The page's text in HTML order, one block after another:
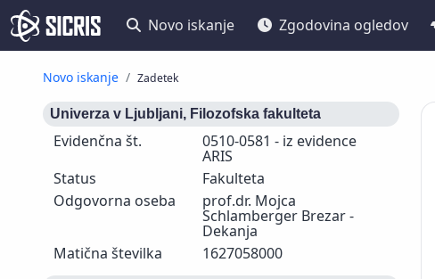
Novo iskanje Zgodovina ogledov
Novo iskanje Zadetek
Univerza v Ljubljani, Filozofska fakulteta
Evidenčna št. 0510-0581 - iz evidence
ARIS
Status
Fakulteta
Odgovorna oseba
prof.dr. Mojca
Schlamberger Brezar -
Dekanja
Matična številka
1627058000